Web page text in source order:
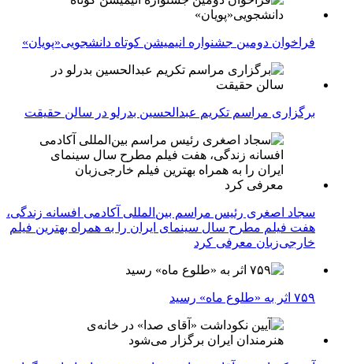
فراخوان دومین جشنواره انیمیشن کوتاه دانشجویی«پویان»
برگزاری مراسم تکریم عبدالحسین بدرلو در سالن حقیقت
سجاد اصغری رئیس مراسم بین‌المللی آکادمی افسانه زندگی،
هفت فیلم مطرح سال سینمای ایران را به همراه بهترین فیلم
خارجی‌زبان معرفی کرد
۷۵۹ اثر به «طلوع ماه» رسید